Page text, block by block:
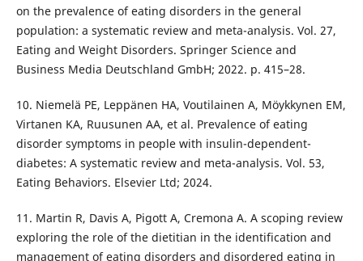
on the prevalence of eating disorders in the general
population: a systematic review and meta-analysis. Vol. 27,
Eating and Weight Disorders. Springer Science and
Business Media Deutschland GmbH; 2022. p. 415–28.
10. Niemelä PE, Leppänen HA, Voutilainen A, Möykkynen EM,
Virtanen KA, Ruusunen AA, et al. Prevalence of eating
disorder symptoms in people with insulin-dependent-
diabetes: A systematic review and meta-analysis. Vol. 53,
Eating Behaviors. Elsevier Ltd; 2024.
11. Martin R, Davis A, Pigott A, Cremona A. A scoping review
exploring the role of the dietitian in the identification and
management of eating disorders and disordered eating in